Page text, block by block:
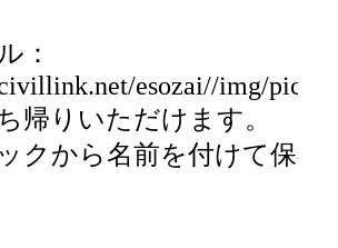
：
esozai//img/
帰りいただけます。
クから名前を付けて保存